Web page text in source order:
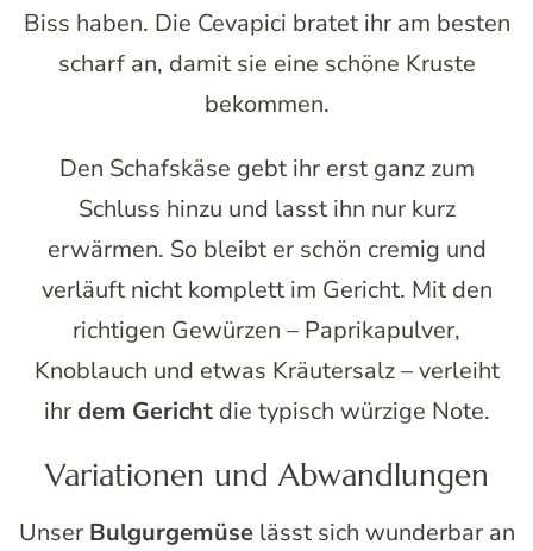
Biss haben. Die Cevapici bratet ihr am besten
scharf an, damit sie eine schöne Kruste
bekommen.
Den Schafskäse gebt ihr erst ganz zum
Schluss hinzu und lasst ihn nur kurz
erwärmen. So bleibt er schön cremig und
verläuft nicht komplett im Gericht. Mit den
richtigen Gewürzen – Paprikapulver,
Knoblauch und etwas Kräutersalz – verleiht
ihrdem Gerichtdie typisch würzige Note.
Variationen und Abwandlungen
Unser Bulgurgemüse lässt sich wunderbar an